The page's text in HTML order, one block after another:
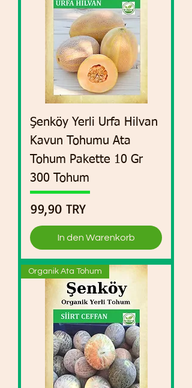
Şenköy Yerli Urfa Hilvan
Kavun Tohumu Ata
Tohum Pakette 10 Gr
300 Tohum
Preis
99,90 TRY
In den Warenkorb
Organik Ata Tohum